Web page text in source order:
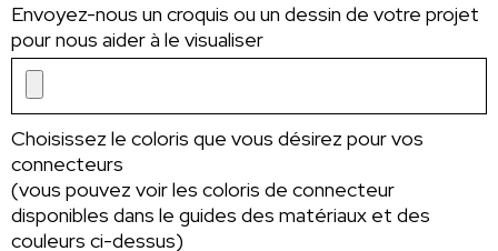
Envoyez-nous un croquis ou un dessin de votre projet
pour nous aider à le visualiser
Choisissez le coloris que vous désirez pour vos
connecteurs
(vous pouvez voir les coloris de connecteur
disponibles dans le guides des matériaux et des
couleurs ci-dessus)